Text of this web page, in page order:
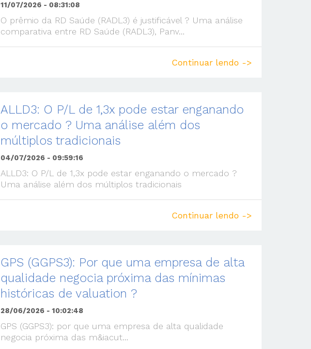
11/07/2026 - 08:31:08
O prêmio da RD Saúde (RADL3) é justificável ? Uma análise
comparativa entre RD Saúde (RADL3), Panv...
Continuar lendo ->
ALLD3: O P/L de 1,3x pode estar enganando
o mercado ? Uma análise além dos
múltiplos tradicionais
04/07/2026 - 09:59:16
ALLD3: O P/L de 1,3x pode estar enganando o mercado ?
Uma análise além dos múltiplos tradicionais
Continuar lendo ->
GPS (GGPS3): Por que uma empresa de alta
qualidade negocia próxima das mínimas
históricas de valuation ?
28/06/2026 - 10:02:48
GPS (GGPS3): por que uma empresa de alta qualidade
negocia próxima das m&iacut...